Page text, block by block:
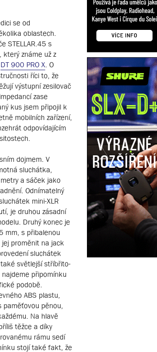
se od
oblastech.
STELLAR.45 s
který známe už z
DT 900 PRO X . O
říci to, že
výstupní zesilovač
zase
kus jsem připojil k
mobilních zařízení,
odpovídajícím
dojmem. V
sluchátka,
a sáček jako
Odnímatelný
mini-XLR
je druhou zásadní
Druhý konec je
mm, s přibalenou
proměnit na jack
sluchátek
světlejší stříbřito-
připomínku
podobě.
ABS plastu,
pěnou,
Na hlavě
těžce a díky
rámu sedí
stojí také fakt, že